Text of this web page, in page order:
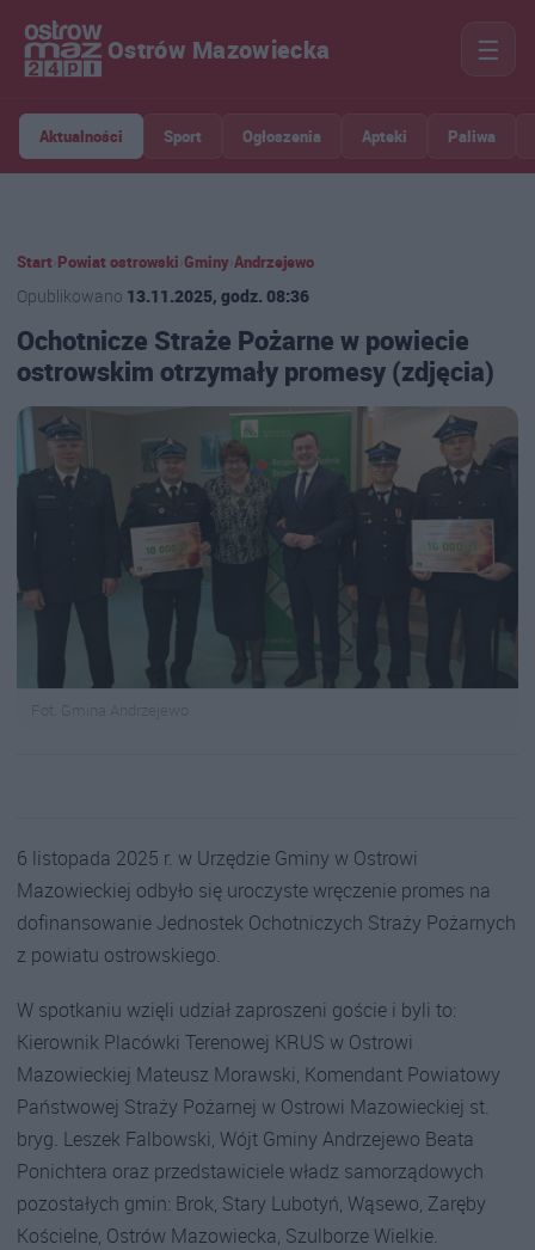
Ostrów Mazowiecka ☰
Aktualności Sport Ogłoszenia Apteki Paliwa
Start Powiat ostrowski Gminy Andrzejewo
Opublikowano 13.11.2025, godz. 08:36
Ochotnicze Straże Pożarne w powiecie
ostrowskim otrzymały promesy (zdjęcia)
Fot. Gmina Andrzejewo
6 listopada 2025 r. w Urzędzie Gminy w Ostrowi
Mazowieckiej odbyło się uroczyste wręczenie promes na
dofinansowanie Jednostek Ochotniczych Straży Pożarnych
z powiatu ostrowskiego.
W spotkaniu wzięli udział zaproszeni goście i byli to:
Kierownik Placówki Terenowej KRUS w Ostrowi
Mazowieckiej Mateusz Morawski, Komendant Powiatowy
Państwowej Straży Pożarnej w Ostrowi Mazowieckiej st.
bryg. Leszek Falbowski, Wójt Gminy Andrzejewo Beata
Ponichtera oraz przedstawiciele władz samorządowych
pozostałych gmin: Brok, Stary Lubotyń, Wąsewo, Zaręby
Kościelne, Ostrów Mazowiecka, Szulborze Wielkie.